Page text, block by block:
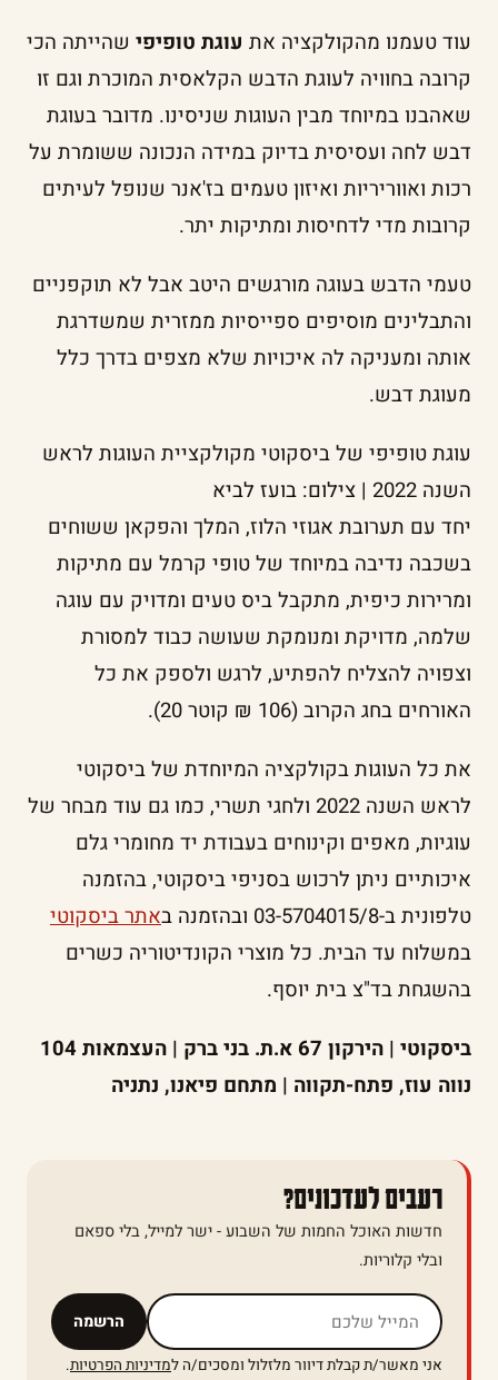
עוד טעמנו מהקולקציה את עוגת טופיפי שהייתה הכי
קרובה בחוויה לעוגת הדבש הקלאסית המוכרת וגם זו
שאהבנו במיוחד מבין העוגות שניסינו. מדובר בעוגת
דבש לחה ועסיסית בדיוק במידה הנכונה ששומרת על
רכות ואווריריות ואיזון טעמים בז'אנר שנופל לעיתים
קרובות מדי לדחיסות ומתיקות יתר.
טעמי הדבש בעוגה מורגשים היטב אבל לא תוקפניים
והתבלינים מוסיפים ספייסיות ממזרית שמשדרגת
אותה ומעניקה לה איכויות שלא מצפים בדרך כלל
מעוגת דבש.
עוגת טופיפי של ביסקוטי מקולקציית העוגות לראש
השנה 2022 | צילום: בועז לביא
יחד עם תערובת אגוזי הלוז, המלך והפקאן ששוחים
בשכבה נדיבה במיוחד של טופי קרמל עם מתיקות
ומרירות כיפית, מתקבל ביס טעים ומדויק עם עוגה
שלמה, מדויקת ומנומקת שעושה כבוד למסורת
וצפויה להצליח להפתיע, לרגש ולספק את כל
האורחים בחג הקרוב (106 ₪ קוטר 20).
את כל העוגות בקולקציה המיוחדת של ביסקוטי
לראש השנה 2022 ולחגי תשרי, כמו גם עוד מבחר של
עוגיות, מאפים וקינוחים בעבודת יד מחומרי גלם
איכותיים ניתן לרכוש בסניפי ביסקוטי, בהזמנה
טלפונית ב-03-5704015/8 ובהזמנה ב
אתר ביסקוטי
במשלוח עד הבית. כל מוצרי הקונדיטוריה כשרים
בהשגחת בד"צ בית יוסף.
ביסקוטי | הירקון 67 א.ת. בני ברק | העצמאות 104
נווה עוז, פתח-תקווה | מתחם פיאנו, נתניה
רעבים לעדכונים?
חדשות האוכל החמות של השבוע - ישר למייל, בלי ספאם
ובלי קלוריות.
הרשמה אל תמלאו שדה זה
אני מאשר/ת קבלת דיוור מלזלול ומסכים/ה למדיניות הפרטיות.